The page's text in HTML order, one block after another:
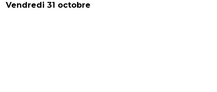
Vendredi 31 octobre